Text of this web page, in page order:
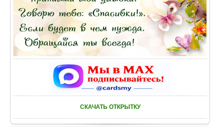
СКАЧАТЬ ОТКРЫТКУ